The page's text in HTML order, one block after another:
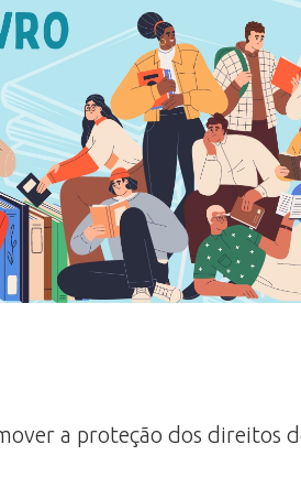
a proteção dos direitos